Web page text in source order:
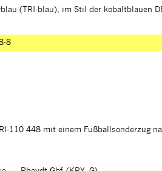
(TRI-blau), im Stil der kobaltblauen
8
110 448 mit einem Fußballsonderzug